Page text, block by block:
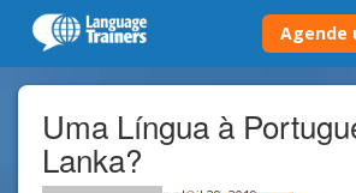
Agende
Uma Língua à
Lanka?